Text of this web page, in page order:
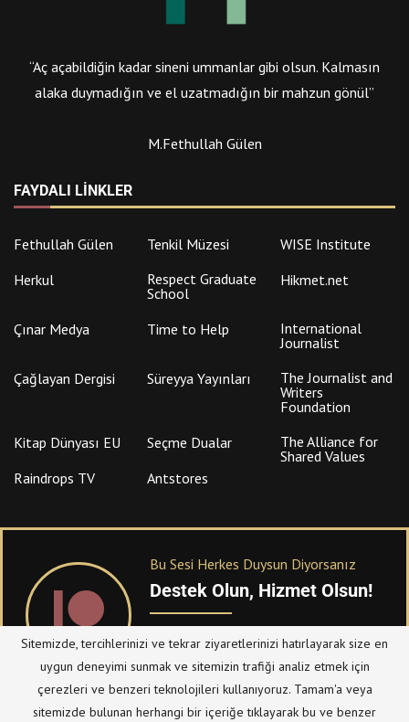
“Aç açabildiğin kadar sineni ummanlar gibi olsun. Kalmasın
alaka duymadığın ve el uzatmadığın bir mahzun gönül”
M.Fethullah Gülen
FAYDALI LINKLER
Fethullah Gülen Tenkil Müzesi
WISE Institute
Herkul
Respect Graduate
School
Hikmet.net
Çınar Medya Time to Help
International
Journalist
Çağlayan Dergisi
Süreyya Yayınları
The Journalist and
Writers
Foundation
Kitap Dünyası EU
Seçme Dualar
The Alliance for
Shared Values
Raindrops TV
Antstores
Bu Sesi Herkes Duysun Diyorsanız
Destek Olun, Hizmet Olsun!
PATREONüzerinden sitemize bağışta
bulanabilirsiniz.
Sitemizde, tercihlerinizi ve tekrar ziyaretlerinizi hatırlayarak size en
uygun deneyimi sunmak ve sitemizin trafiği analiz etmek için
çerezleri ve benzeri teknolojileri kullanıyoruz. Tamam'a veya
sitemizde bulunan herhangi bir içeriğe tıklayarak bu ve benzer